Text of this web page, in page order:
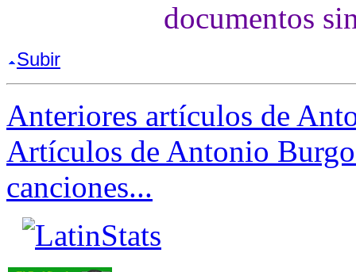
documentos
Subir
Anteriores artículos de
Artículos de Antonio
canciones...